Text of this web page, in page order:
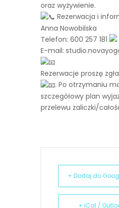
oraz wyżywienie.
Rezerwacja i
Anna Nowobilska
Telefon: 600 257 181
E-mail:
Rezerwacje proszę
. Po otrzymaniu
szczegółowy plan
przelewu zaliczki/
+ Dodaj do
+ iCal /